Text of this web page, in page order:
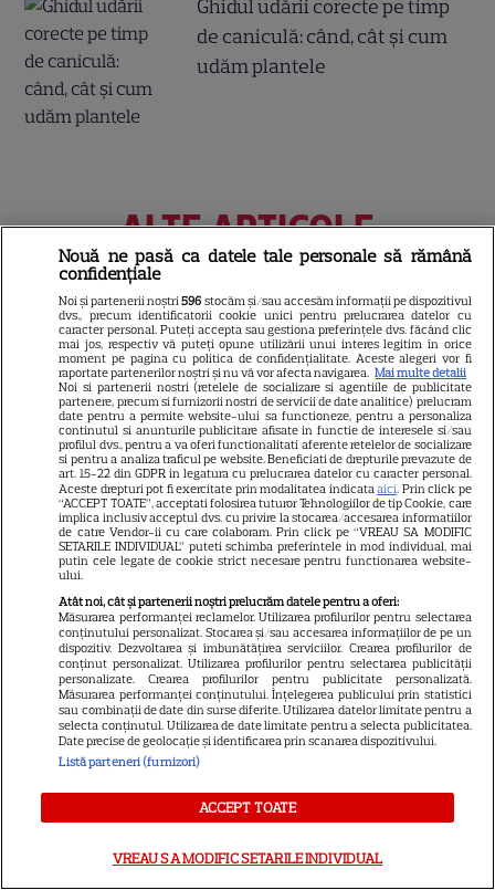
Ghidul udării corecte pe timp
de caniculă: când, cât şi cum
udăm plantele
ALTE ARTICOLE
INTERESANTE
16
NETFLIX
Noutăți Netflix în august 2026:
Robert De Niro, „Nosferatu” și
noile sezoane din „Outer
Banks” și „Un veac de
singurătate”
3
VEDETE STRĂINE
Marvel are un nou Black
Panther. David Jonsson preia
moștenirea lui Chadwick
Boseman
VEDETE STRĂINE
Ryan Gosling este noul Ghost
Rider din Universul Marvel.
a entuziasmat pe fani
Nouă ne pasă ca datele tale personale să rămână
confidențiale
Noi și partenerii noștri596 stocăm și/sau accesăm informații pe dispozitivul
dvs., precum identificatorii cookie unici pentru prelucrarea datelor cu
caracter personal. Puteți accepta sau gestiona preferințele dvs. făcând clic
mai jos, respectiv vă puteți opune utilizării unui interes legitim în orice
moment pe pagina cu politica de confidențialitate. Aceste alegeri vor fi
raportate partenerilor noștri și nu vă vor afecta navigarea. Mai multe detalii
Noi si partenerii nostri (retelele de socializare si agentiile de publicitate
partenere, precum si furnizorii nostri de servicii de date analitice) prelucram
date pentru a permite website-ului sa functioneze, pentru a personaliza
continutul si anunturile publicitare afisate in functie de interesele si/sau
profilul dvs., pentru a va oferi functionalitati aferente retelelor de socializare
si pentru a analiza traficul pe website. Beneficiati de drepturile prevazute de
art. 15-22 din GDPR in legatura cu prelucrarea datelor cu caracter personal.
Aceste drepturi pot fi exercitate prin modalitatea indicataaici. Prin click pe
“ACCEPT TOATE”, acceptati folosirea tuturor Tehnologiilor de tip Cookie, care
implica inclusiv acceptul dvs. cu privire la stocarea/accesarea informatiilor
de catre Vendor-ii cu care colaboram. Prin click pe “VREAU SA MODIFIC
SETARILE INDIVIDUAL” puteti schimba preferintele in mod individual, mai
putin cele legate de cookie strict necesare pentru functionarea website-
ului.
Atât noi, cât și partenerii noștri prelucrăm datele pentru a oferi:
Măsurarea performanței reclamelor. Utilizarea profilurilor pentru selectarea
conținutului personalizat. Stocarea și/sau accesarea informațiilor de pe un
dispozitiv. Dezvoltarea și îmbunătățirea serviciilor. Crearea profilurilor de
conținut personalizat. Utilizarea profilurilor pentru selectarea publicității
personalizate. Crearea profilurilor pentru publicitate personalizată.
Măsurarea performanței conținutului. Înțelegerea publicului prin statistici
sau combinații de date din surse diferite. Utilizarea datelor limitate pentru a
selecta conținutul. Utilizarea de date limitate pentru a selecta publicitatea.
Date precise de geolocație și identificarea prin scanarea dispozitivului.
Listă parteneri (furnizori)
ACCEPT TOATE
VREAU SA MODIFIC SETARILE INDIVIDUAL